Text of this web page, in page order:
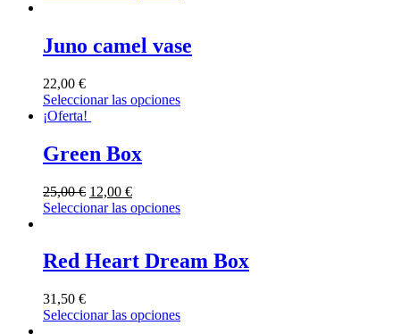
Juno camel vase
22,00 €
Seleccionar las opciones
¡Oferta!
Green Box
25,00€ 12,00 €
Seleccionar las opciones
Red Heart Dream Box
31,50 €
Seleccionar las opciones